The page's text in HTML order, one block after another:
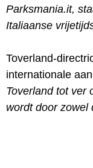
Parksmania.it,
Italiaanse
Toverland-
internationale
Toverland tot ver
wordt door zowel